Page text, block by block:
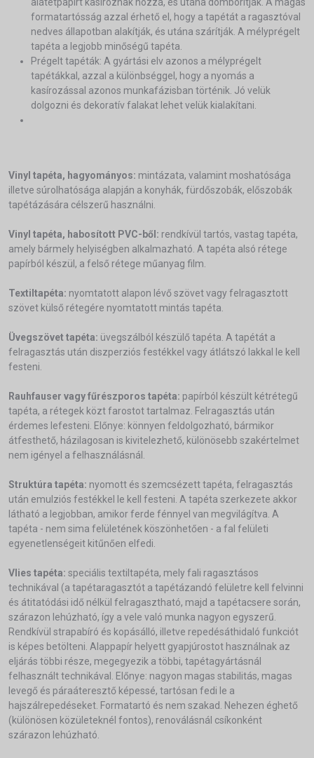
formatartósság azzal érhető el, hogy a tapétát a ragasztóval
nedves állapotban alakítják, és utána szárítják. A mélyprégelt
tapéta a legjobb minőségű tapéta.
Prégelt tapéták: A gyártási elv azonos a mélyprégelt
tapétákkal, azzal a különbséggel, hogy a nyomás a
kasírozással azonos munkafázisban történik. Jó velük
dolgozni és dekoratív falakat lehet velük kialakítani.
Vinyl tapéta, hagyományos: mintázata, valamint moshatósága
illetve súrolhatósága alapján a konyhák, fürdőszobák, előszobák
tapétázására célszerű használni.
Vinyl tapéta, habosított PVC-ből: rendkívül tartós, vastag tapéta,
amely bármely helyiségben alkalmazható. A tapéta alsó rétege
papírból készül, a felső rétege műanyag film.
Textiltapéta: nyomtatott alapon lévő szövet vagy felragasztott
szövet külső rétegére nyomtatott mintás tapéta.
Üvegszövet tapéta: üvegszálból készülő tapéta. A tapétát a
felragasztás után diszperziós festékkel vagy átlátszó lakkal le kell
festeni.
Rauhfauser vagy fűrészporos tapéta: papírból készült kétrétegű
tapéta, a rétegek közt farostot tartalmaz. Felragasztás után
érdemes lefesteni. Előnye: könnyen feldolgozható, bármikor
átfesthető, házilagosan is kivitelezhető, különösebb szakértelmet
nem igényel a felhasználásnál.
Struktúra tapéta: nyomott és szemcsézett tapéta, felragasztás
után emulziós festékkel le kell festeni. A tapéta szerkezete akkor
látható a legjobban, amikor ferde fénnyel van megvilágítva. A
tapéta - nem sima felületének köszönhetően - a fal felületi
egyenetlenségeit kitűnően elfedi.
Vlies tapéta: speciális textiltapéta, mely fali ragasztásos
technikával (a tapétaragasztót a tapétázandó felületre kell felvinni
és átitatódási idő nélkül felragasztható, majd a tapétacsere során,
szárazon lehúzható, így a vele való munka nagyon egyszerű.
Rendkívül strapabíró és kopásálló, illetve repedésáthidaló funkciót
is képes betölteni. Alappapír helyett gyapjúrostot használnak az
eljárás többi része, megegyezik a többi, tapétagyártásnál
felhasznált technikával. Előnye: nagyon magas stabilitás, magas
levegő és páraáteresztő képessé, tartósan fedi le a
hajszálrepedéseket. Formatartó és nem szakad. Nehezen éghető
(különösen közületeknél fontos), renoválásnál csíkonként
szárazon lehúzható.